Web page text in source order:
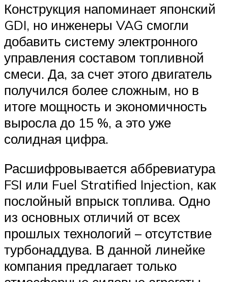
Конструкция напоминает японский
GDI, но инженеры VAG смогли
добавить систему электронного
управления составом топливной
смеси. Да, за счет этого двигатель
получился более сложным, но в
итоге мощность и экономичность
выросла до 15 %, а это уже
солидная цифра.
Расшифровывается аббревиатура
FSI или Fuel Stratified Injection, как
послойный впрыск топлива. Одно
из основных отличий от всех
прошлых технологий – отсутствие
турбонаддува. В данной линейке
компания предлагает только